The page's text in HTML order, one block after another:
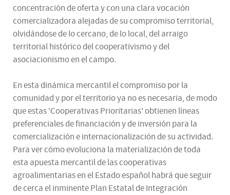
concentración de oferta y con una clara vocación
comercializadora alejadas de su compromiso territorial,
olvidándose de lo cercano, de lo local, del arraigo
territorial histórico del cooperativismo y del
asociacionismo en el campo.
En esta dinámica mercantil el compromiso por la
comunidad y por el territorio ya no es necesaria, de modo
que estas 'Cooperativas Prioritarias' obtienen líneas
preferenciales de financiación y de inversión para la
comercialización e internacionalización de su actividad.
Para ver cómo evoluciona la materialización de toda
esta apuesta mercantil de las cooperativas
agroalimentarias en el Estado español habrá que seguir
de cerca el inminente Plan Estatal de Integración